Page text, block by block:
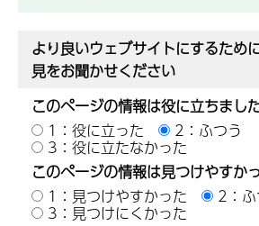
より良いウェブサイトにするため
見をお聞かせください
このページの情報は役に立ちまし
1：役に立った
2：ふつう
3：役に立たなかった
このページの情報は見つけやすか
1：見つけやすかった
2：
3：見つけにくかった